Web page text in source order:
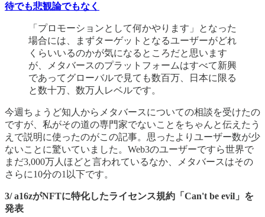
待でも悲観論でもなく
「プロモーションとして何かやります」となった
場合には、まずターゲットとなるユーザーがどれ
くらいいるのかが気になるところだと思います
が、メタバースのプラットフォームはすべて新興
であってグローバルで見ても数百万、日本に限る
と数十万、数万人レベルです。
今週ちょうど知人からメタバースについての相談を受けたの
ですが、私がその道の専門家でないことをちゃんと伝えたう
えで説明に使ったのがこの記事。思ったよりユーザー数が少
ないことに驚いていました。Web3のユーザーですら世界で
まだ3,000万人ほどと言われているなか、メタバースはその
さらに10分の1以下です。
3/ a16zがNFTに特化したライセンス規約「Can't be evil」を
発表